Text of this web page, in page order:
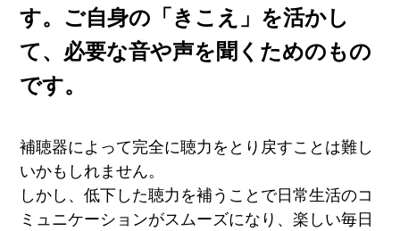
す。ご自身の「きこえ」を活かし
て、必要な音や声を聞くためのもの
です。
補聴器によって完全に聴力をとり戻すことは難し
いかもしれません。
しかし、低下した聴力を補うことで日常生活のコ
ミュニケーションがスムーズになり、楽しい毎日